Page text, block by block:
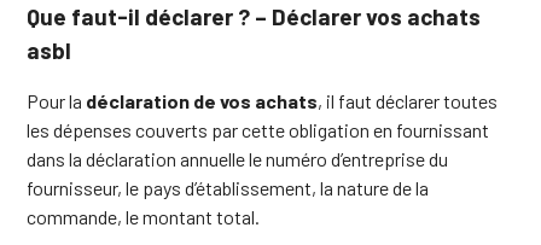
Que faut-il déclarer ? – Déclarer vos achats
asbl
Pour la déclaration de vos achats, il faut déclarer toutes
les dépenses couverts par cette obligation en fournissant
dans la déclaration annuelle le numéro d’entreprise du
fournisseur, le pays d’établissement, la nature de la
commande, le montant total.